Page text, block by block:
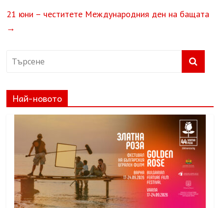
21 юни – честитете Международния ден на бащата
→
Най-новото